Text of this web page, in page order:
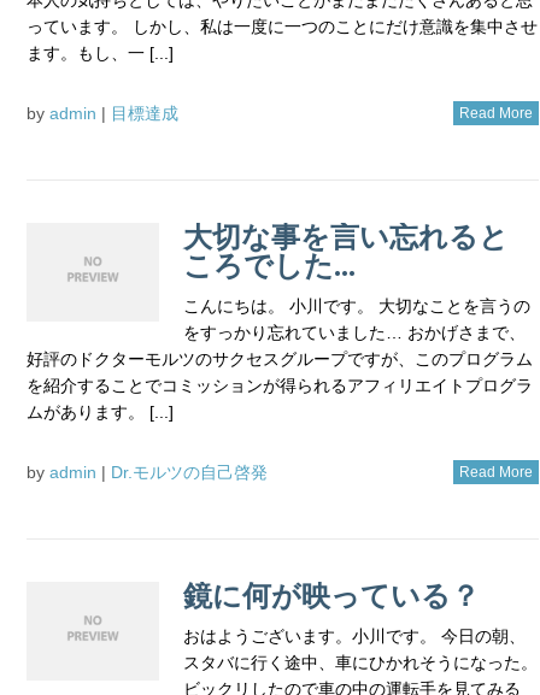
っています。 しかし、私は一度に一つのことにだけ意識を集中させ
ます。もし、一 [...]
by admin | 目標達成 Read More
大切な事を言い忘れると
ころでした…
こんにちは。 小川です。 大切なことを言うの
をすっかり忘れていました… おかげさまで、
好評のドクターモルツのサクセスグループですが、このプログラム
を紹介することでコミッションが得られるアフィリエイトプログラ
ムがあります。 [...]
by admin | Dr.モルツの自己啓発 Read More
鏡に何が映っている？
おはようございます。小川です。 今日の朝、
スタバに行く途中、車にひかれそうになった。
ビックリしたので車の中の運転手を見てみる